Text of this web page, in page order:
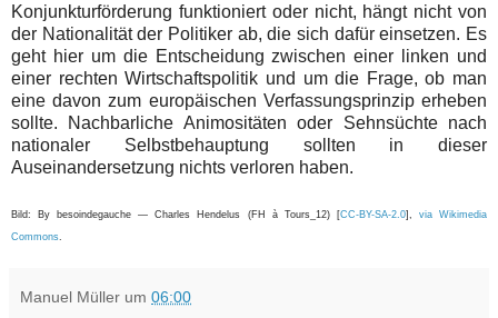
Konjunkturförderung funktioniert oder nicht, hängt nicht von
der Nationalität der Politiker ab, die sich dafür einsetzen. Es
geht hier um die Entscheidung zwischen einer linken und
einer rechten Wirtschaftspolitik und um die Frage, ob man
eine davon zum europäischen Verfassungsprinzip erheben
sollte. Nachbarliche Animositäten oder Sehnsüchte nach
nationaler Selbstbehauptung sollten in dieser
Auseinandersetzung nichts verloren haben.
Bild: By besoindegauche — Charles Hendelus (FH à Tours_12) [CC-BY-SA-2.0], via Wikimedia
Commons
Manuel Müller um 06:00